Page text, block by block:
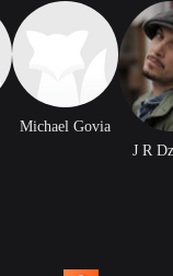
Michael Govia
J R